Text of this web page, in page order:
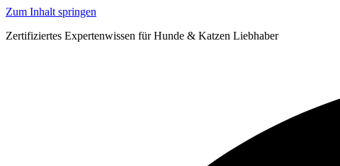
Zum Inhalt springen
Zertifiziertes Expertenwissen für Hunde & Katzen Liebhaber